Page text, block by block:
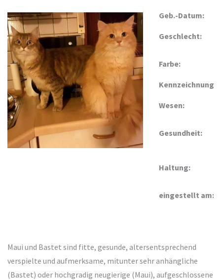
Geb.-Datum:
Geschlecht:
Farbe:
Kennzeichnung:
Wesen:
Gesundheit:
Haltung:
eingestellt am:
Maui und Bastet sind fitte, gesunde, altersentsprechend
verspielte und aufmerksame, mitunter sehr anhängliche
(Bastet) oder hochgradig neugierige (Maui), aufgeschlossene